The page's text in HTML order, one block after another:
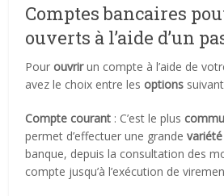
Comptes bancaires
ouverts à l’aide d’un
Pour ouvrirun compte à l’aide de
avez le choix entre les options
Compte courant : C’est le plus
permet d’effectuer une grandevariété
banque, depuis la consultation des
compte jusqu’à l’exécution de